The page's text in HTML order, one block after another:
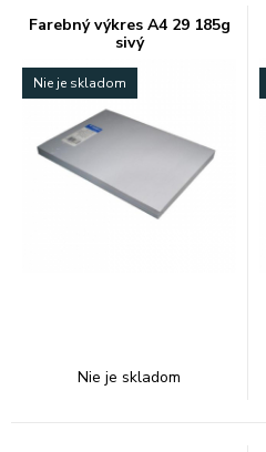
Farebný výkres A4 29 185g
sivý
Nie je skladom
Nie je skladom